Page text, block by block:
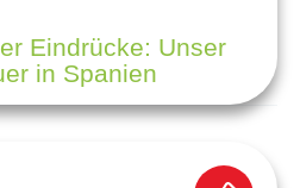
Eindrücke: Unser
in Spanien